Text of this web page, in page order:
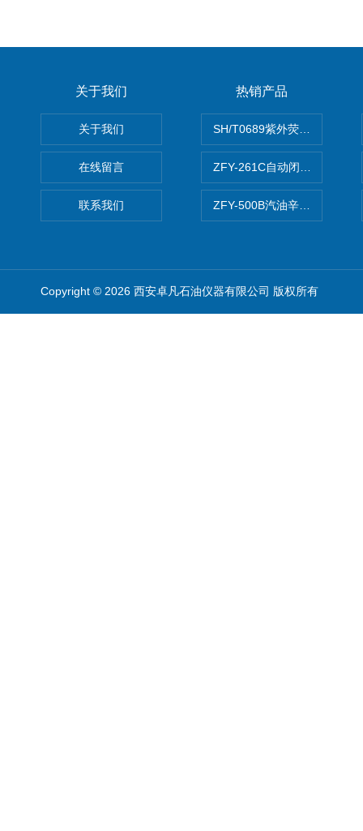
关于我们
关于我们
在线留言
联系我们
热销产品
SH/T0689紫外荧光测硫仪
ZFY-261C自动闭口闪点测定
ZFY-500B汽油辛烷值测定仪
Copyright © 2026 西安卓凡石油仪器有限公司 版权所有